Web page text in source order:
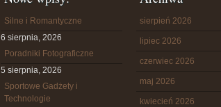
Silne i Romantyczne
6 sierpnia, 2026
Poradniki Fotograficzne
5 sierpnia, 2026
Sportowe Gadżety i
Technologie
sierpień 2026
lipiec 2026
czerwiec 2026
maj 2026
kwiecień 2026